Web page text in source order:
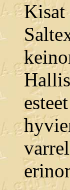
Kisat